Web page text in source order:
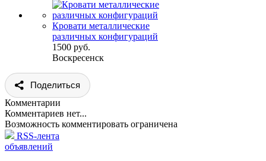
Кровати металлические
различных конфигураций
1500 руб.
Воскресенск
Поделиться
Комментарии
Комментариев нет...
Возможность комментировать ограничена
RSS-лента
объявлений